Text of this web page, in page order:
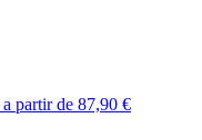
a partir de 87,90 €